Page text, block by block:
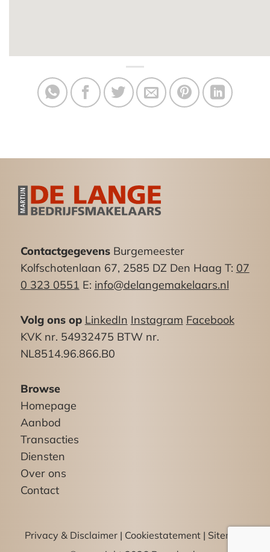
ContactgegevensBurgemeester
Kolfschotenlaan 67, 2585 DZ Den Haag T: 07
0 323 0551 E: info@delangemakelaars.nl
Volg ons op LinkedIn Instagram Facebook
KVK nr. 54932475 BTW nr.
NL8514.96.866.B0
Browse
Homepage
Aanbod
Transacties
Diensten
Over ons
Contact
Privacy & Disclaimer| Cookiestatement| Sitemap